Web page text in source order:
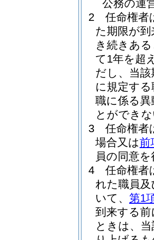
公務の運
2
任命権者
た期限が
き続きあ
て1年を超
だし、当
に規定す
職に係る異
とができ
3
任命権者
場合又は前
員の同意
4
任命権者
れた職員及
いて、 第1
到来する前
ときは、